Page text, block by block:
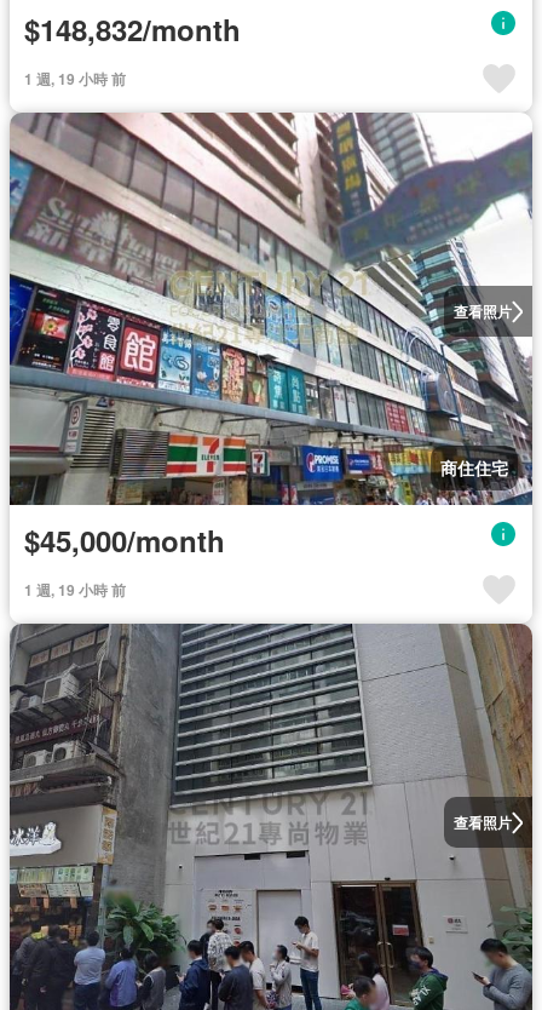
$148,832/month
1 週, 19 小時 前
查看照片
商住住宅
$45,000/month
1 週, 19 小時 前
查看照片